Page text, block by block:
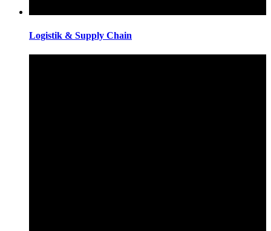
Logistik & Supply Chain